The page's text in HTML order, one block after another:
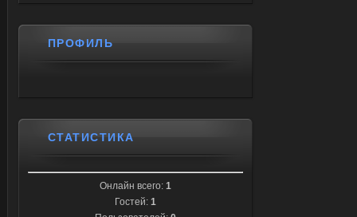
ПРОФИЛЬ
СТАТИСТИКА
Онлайн всего: 1
Гостей: 1